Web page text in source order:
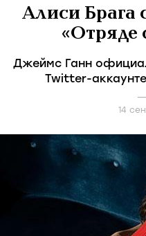
Алиси Брага
«Отряде
Джеймс Ганн
Twitter-
14